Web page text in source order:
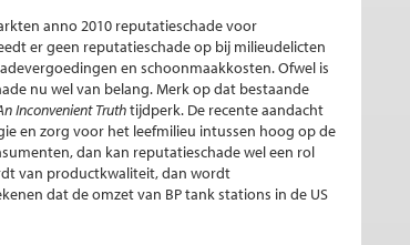
anno 2010 reputatieschade voor
er geen reputatieschade op bij milieudelicten
en schoonmaakkosten. Ofwel is
nu wel van belang. Merk op dat bestaande
Inconvenient Truthtijdperk. De recente aandacht
en zorg voor het leefmilieu intussen hoog op de
dan kan reputatieschade wel een rol
van productkwaliteit, dan wordt
dat de omzet van BP tank stations in de US